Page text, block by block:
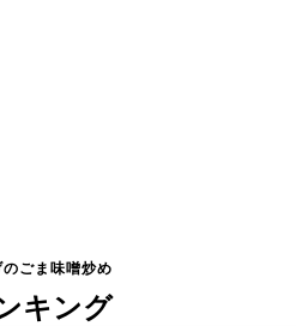
ごま味噌炒め
キング